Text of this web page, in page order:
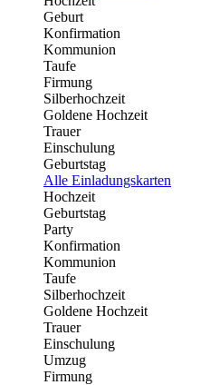
Geburt
Konfirmation
Kommunion
Taufe
Firmung
Silberhochzeit
Goldene Hochzeit
Trauer
Einschulung
Geburtstag
Alle Einladungskarten
Hochzeit
Geburtstag
Party
Konfirmation
Kommunion
Taufe
Silberhochzeit
Goldene Hochzeit
Trauer
Einschulung
Umzug
Firmung